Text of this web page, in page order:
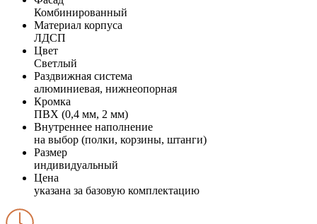
Комбинированный
Материал корпуса
ЛДСП
Цвет
Светлый
Раздвижная система
алюминиевая, нижнеопорная
Кромка
ПВХ (0,4 мм, 2 мм)
Внутреннее наполнение
на выбор (полки, корзины, штанги)
Размер
индивидуальный
Цена
указана за базовую комплектацию